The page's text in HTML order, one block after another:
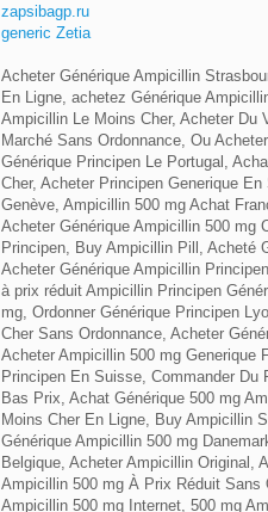
zapsibagp.ru
generic Zetia
Acheter Générique Ampicillin
En Ligne, achetez Générique
Ampicillin Le Moins Cher, Acheter Du
Marché Sans Ordonnance, Ou
Générique Principen Le Portugal,
Cher, Acheter Principen Generique
Genève, Ampicillin 500 mg Achat
Acheter Générique Ampicillin 500 mg
Principen, Buy Ampicillin Pill, Acheté
Acheter Générique Ampicillin
à prix réduit Ampicillin Principen
mg, Ordonner Générique Principen
Cher Sans Ordonnance, Acheter
Acheter Ampicillin 500 mg Generique
Principen En Suisse, Commander
Bas Prix, Achat Générique 500 mg
Moins Cher En Ligne, Buy Ampicillin
Générique Ampicillin 500 mg
Belgique, Acheter Ampicillin Original,
Ampicillin 500 mg À Prix Réduit Sans
Ampicillin 500 mg Internet, 500 mg